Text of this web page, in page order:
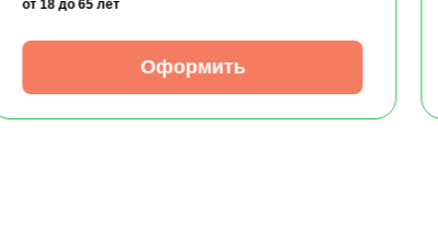
от 18 до 65 лет
Оформить